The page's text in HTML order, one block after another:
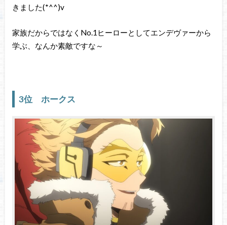
きました(*^^)v
家族だからではなくNo.1ヒーローとしてエンデヴァーから
学ぶ、なんか素敵ですな～
3位 ホークス